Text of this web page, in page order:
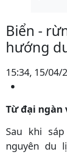
Biển -
hướng
15:34, 15/04/
Từ đại
Sau khi
nguyên du